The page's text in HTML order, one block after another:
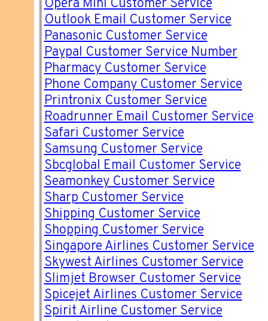
Opera Mini Customer Service
Outlook Email Customer Service
Panasonic Customer Service
Paypal Customer Service Number
Pharmacy Customer Service
Phone Company Customer Service
Printronix Customer Service
Roadrunner Email Customer Service
Safari Customer Service
Samsung Customer Service
Sbcglobal Email Customer Service
Seamonkey Customer Service
Sharp Customer Service
Shipping Customer Service
Shopping Customer Service
Singapore Airlines Customer Service
Skywest Airlines Customer Service
Slimjet Browser Customer Service
Spicejet Airlines Customer Service
Spirit Airline Customer Service